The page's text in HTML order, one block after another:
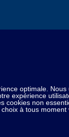
site de
: Les